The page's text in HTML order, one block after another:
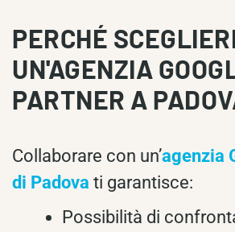
PERCHÉ
UN'AGENZIA
PARTNER A
Collaborare con un’agenzia
di Padova ti garantisce:
Possibilità di